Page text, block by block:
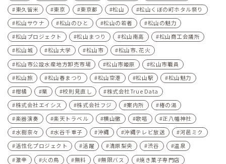
東久留米
東京 東京都 松山
松山くぼの町ホタル祭り
松山サウナ
松山のひと 松山の若者
松山の魅力
松山プロジェクト
松山まつり 松山南高
松山商工会議所
松山城
松山大学 松山市
松山市､花火
松山市公設水産地方卸売市場
松山市姫原
松山市職員
松山旅
松山春まつり 松山空港 松山駅
松山魅力
柑橘
栗 校則見直し
株式会社True Data
株式会社エイシス
株式会社フジ 案内所
椿の湯
楽器演奏
楽天トラベル 横山徹 歌唱
正八幡神社
水樹奈々
水谷千重子 沖縄 沖縄テレビ放送
河⾢ミク
活性化プロジェクト
活躍 清原梨央 渋谷
温泉
激辛
火の鳥 無料 無限バス
焼き菓子専門店